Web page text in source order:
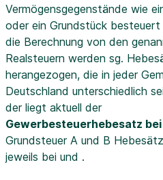
Vermögensgegenstände wie
oder ein Grundstück besteuert
die Berechnung von den
Realsteuern werden sg.
herangezogen, die in jeder
Deutschland unterschiedlich
der liegt aktuell der
Gewerbesteuerhebesatz bei
Grundsteuer A und B
jeweils bei und .